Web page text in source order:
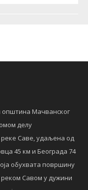
општина Мачванског
делу
реке Саве, удаљена од
45 км и Београда 74
обухвата површину
реком Савом у дужини